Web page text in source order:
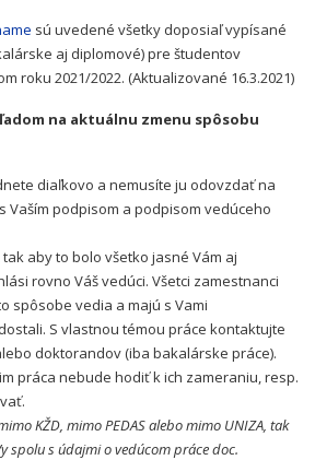
sú uvedené všetky doposiaľ vypísané
aj diplomové) pre študentov
roku 2021/2022. (Aktualizované 16.3.2021)
na aktuálnu zmenu spôsobu
diaľkovo a nemusíte ju odovzdať na
Vaším podpisom a podpisom vedúceho
aby to bolo všetko jasné Vám aj
rovno Váš vedúci. Všetci zamestnanci
spôsobe vedia a majú s Vami
S vlastnou témou práce kontaktujte
doktorandov (iba bakalárske práce).
práca nebude hodiť k ich zameraniu, resp.
KŽD, mimo PEDAS alebo mimo UNIZA, tak
spolu s údajmi o vedúcom práce doc.